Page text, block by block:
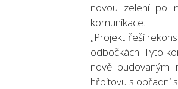
novou zelení po
komunikace.
„Projekt řeší
odbočkách. Tyto
nově budovaným
hřbitovu s obřadní